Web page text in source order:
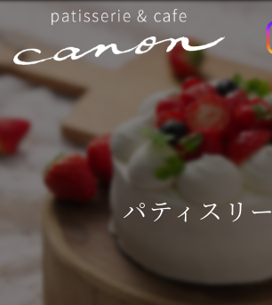
パティスリー